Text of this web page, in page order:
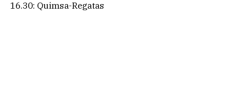
16.30: Quimsa-Regatas